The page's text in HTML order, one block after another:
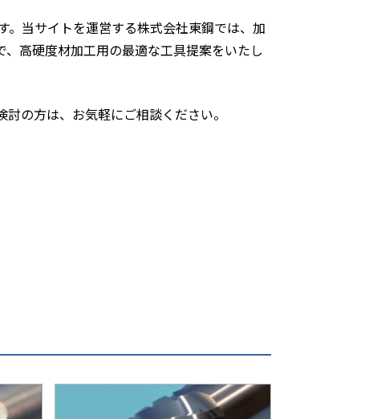
。当サイトを運営する株式会社東鋼では、加
高硬度材加工用の最適な工具提案をいたし
の方は、お気軽にご相談ください。